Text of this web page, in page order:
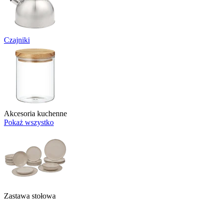
Czajniki
Akcesoria kuchenne
Pokaż wszystko
Zastawa stołowa